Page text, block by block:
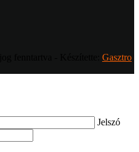
Gasztro
Jelszó